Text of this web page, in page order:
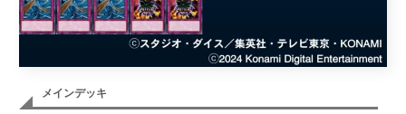
メインデッキ